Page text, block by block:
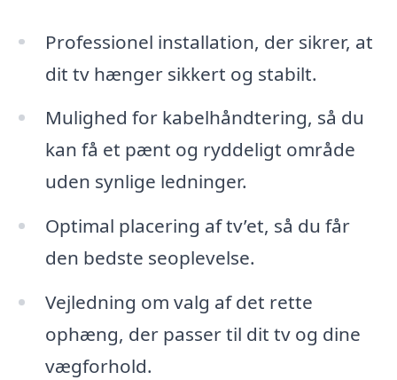
Professionel installation, der sikrer, at
dit tv hænger sikkert og stabilt.
Mulighed for kabelhåndtering, så du
kan få et pænt og ryddeligt område
uden synlige ledninger.
Optimal placering af tv’et, så du får
den bedste seoplevelse.
Vejledning om valg af det rette
ophæng, der passer til dit tv og dine
vægforhold.